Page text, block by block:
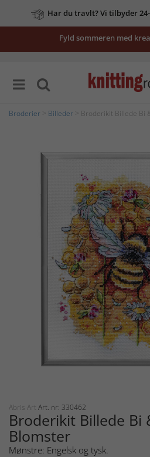
Har du travlt? Vi tilbyder
Fyld sommeren med
Broderier Billeder > Broderikit Billede Bi
Abris Art Art. nr: 330462
Broderikit Billede Bi
Blomster
Mønstre: Engelsk og tysk.